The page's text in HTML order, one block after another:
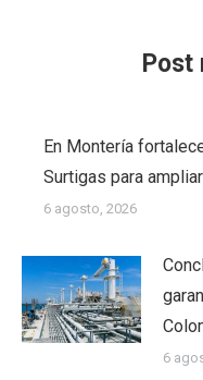
Post
En Montería
Surtigas para
6 agosto, 2026
6